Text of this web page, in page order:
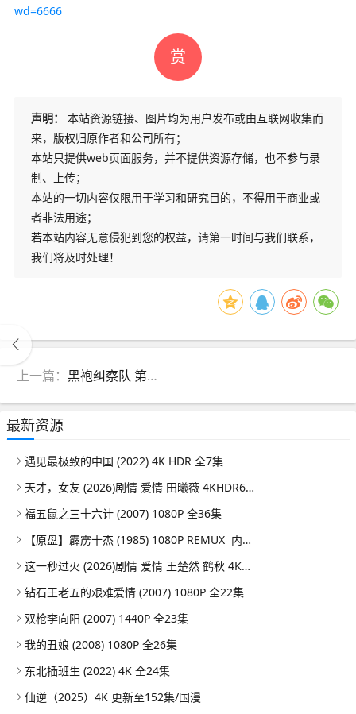
wd=6666
赏
声明：
本站资源链接、图片均为用户发布或由互联网收集而
来，版权归原作者和公司所有；
本站只提供web页面服务，并不提供资源存储，也不参与录
制、上传；
本站的一切内容仅限用于学习和研究目的，不得用于商业或
者非法用途；
若本站内容无意侵犯到您的权益，请第一时间与我们联系，
我们将及时处理！
上一篇： 黑袍纠察队 第五季 (2026) 4K HDR10P 更新E01 - 06 内封简繁英字幕
最新资源
遇见最极致的中国 (2022) 4K HDR 全7集
天才，女友 (2026)剧情 爱情 田曦薇 4KHDR60FPS 更新08集
福五鼠之三十六计 (2007) 1080P 全36集
【原盘】霹雳十杰 (1985) 1080P REMUX 内嵌/外挂简中字幕
这一秒过火 (2026)剧情 爱情 王楚然 鹤秋 4KHDR60FPS 更新26集
钻石王老五的艰难爱情 (2007) 1080P 全22集
双枪李向阳 (2007) 1440P 全23集
我的丑娘 (2008) 1080P 全26集
东北插班生 (2022) 4K 全24集
仙逆（2025）4K 更新至152集/国漫